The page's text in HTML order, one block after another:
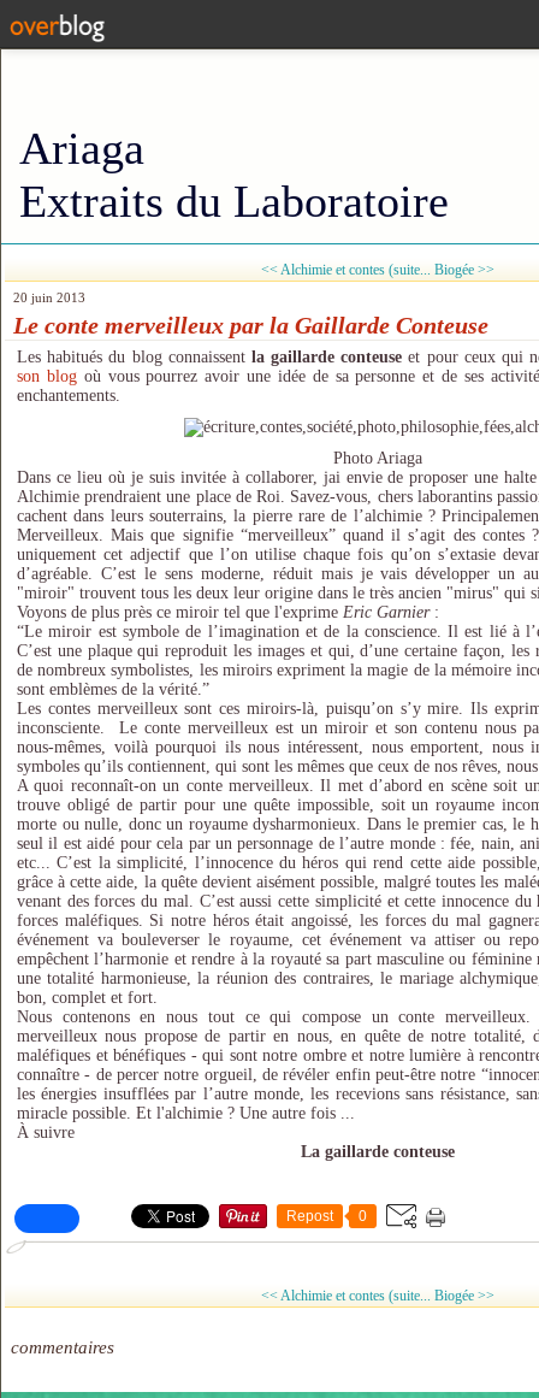
Ariaga
Extraits du Laboratoire
<< Alchimie et contes (suite... Biogée >>
20 juin 2013
Le conte merveilleux par la Gaillarde Conteuse
Les habitués du blog connaissent la gaillarde conteuse et pour ceux qui
son blogoù vous pourrez avoir une idée de sa personne et de ses
enchantements.
Photo Ariaga
Dans ce lieu où je suis invitée à collaborer, jai envie de proposer une
Alchimie prendraient une place de Roi. Savez-vous, chers laborantins
cachent dans leurs souterrains, la pierre rare de l’alchimie ?
Merveilleux. Mais que signifie “merveilleux” quand il s’agit des contes
uniquement cet adjectif que l’on utilise chaque fois qu’on s’extasie
d’agréable. C’est le sens moderne, réduit mais je vais développer un
"miroir" trouvent tous les deux leur origine dans le très ancien "mirus" qui
Voyons de plus près ce miroir tel que l'exprime Eric Garnier:
“Le miroir est symbole de l’imagination et de la conscience. Il est lié à
C’est une plaque qui reproduit les images et qui, d’une certaine façon, les
de nombreux symbolistes, les miroirs expriment la magie de la mémoire
sont emblèmes de la vérité.”
Les contes merveilleux sont ces miroirs-là, puisqu’on s’y mire. Ils
inconsciente. Le conte merveilleux est un miroir et son contenu nous
nous-mêmes, voilà pourquoi ils nous intéressent, nous emportent,
symboles qu’ils contiennent, qui sont les mêmes que ceux de nos rêves,
A quoi reconnaît-on un conte merveilleux. Il met d’abord en scène soit
trouve obligé de partir pour une quête impossible, soit un royaume
morte ou nulle, donc un royaume dysharmonieux. Dans le premier cas, le
seul il est aidé pour cela par un personnage de l’autre monde : fée, nain,
etc... C’est la simplicité, l’innocence du héros qui rend cette aide
grâce à cette aide, la quête devient aisément possible, malgré toutes les
venant des forces du mal. C’est aussi cette simplicité et cette innocence
forces maléfiques. Si notre héros était angoissé, les forces du mal
événement va bouleverser le royaume, cet événement va attiser ou
empêchent l’harmonie et rendre à la royauté sa part masculine ou
une totalité harmonieuse, la réunion des contraires, le mariage
bon, complet et fort.
Nous contenons en nous tout ce qui compose un conte
merveilleux nous propose de partir en nous, en quête de notre totalité,
maléfiques et bénéfiques - qui sont notre ombre et notre lumière à
connaître - de percer notre orgueil, de révéler enfin peut-être notre
les énergies insufflées par l’autre monde, les recevions sans résistance,
miracle possible. Et l'alchimie ? Une autre fois ...
À suivre
La gaillarde conteuse
Repost 0
<< Alchimie et contes (suite... Biogée >>
commentaires